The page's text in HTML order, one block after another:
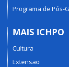
Programa de Pós-
MAIS ICHPO
Cultura
Extensão